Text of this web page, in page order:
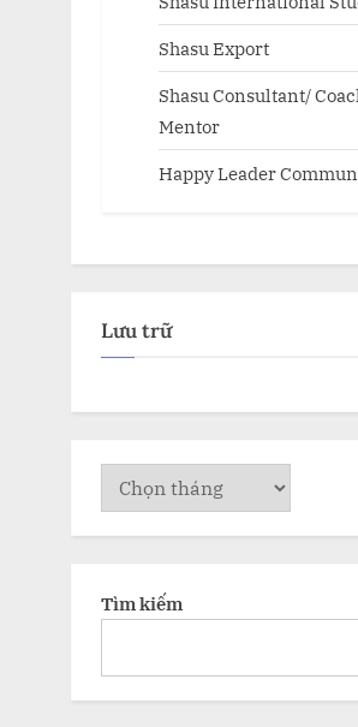
Shasu Export
Shasu Consultant/
Mentor
Happy Leader
Lưu trữ
Lưu
trữ
Tìm kiếm